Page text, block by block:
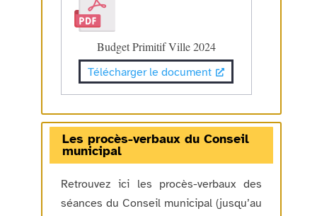
Budget Primitif Ville 2024
Télécharger le document
Les procès-verbaux du Conseil
municipal
Retrouvez ici les procès-verbaux des
séances du Conseil municipal (jusqu’au